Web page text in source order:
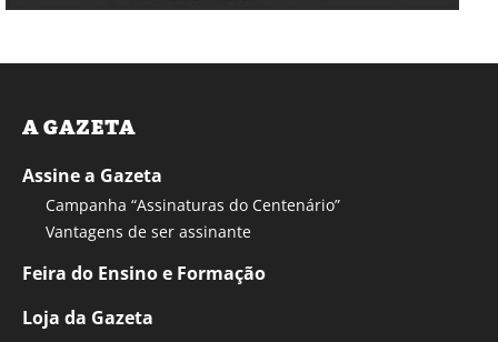
A GAZETA
Assine a Gazeta
Campanha “Assinaturas do Centenário”
Vantagens de ser assinante
Feira do Ensino e Formação
Loja da Gazeta